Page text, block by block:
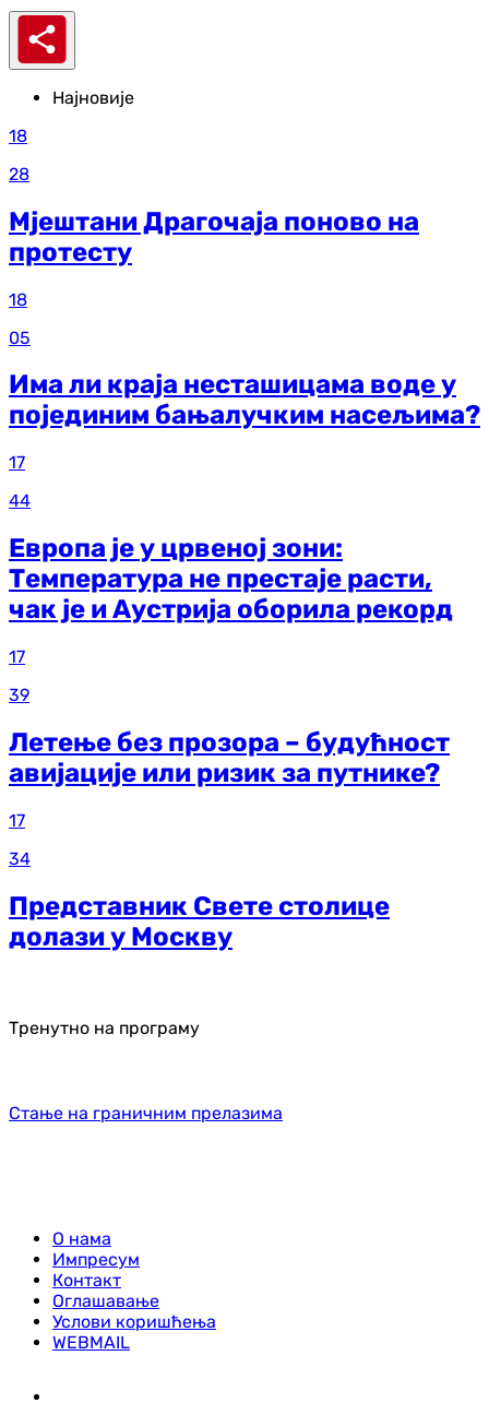
Најновије
18
28
Мјештани Драгочаја поново на
протесту
18
05
Има ли краја несташицама воде у
појединим бањалучким насељима?
17
44
Европа је у црвеној зони:
Температура не престаје расти,
чак је и Аустрија оборила рекорд
17
39
Летење без прозора – будућност
авијације или ризик за путнике?
17
34
Представник Свете столице
долази у Москву
Тренутно на програму
Стање на граничним прелазима
О нама
Импресум
Контакт
Оглашавање
Услови коришћења
WEBMAIL